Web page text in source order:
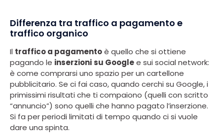
Differenza tra traffico a pagamento e
traffico organico
Il traffico a pagamentoè quello che si ottiene
pagando le inserzioni su Googlee sui social network:
è come comprarsi uno spazio per un cartellone
pubblicitario. Se ci fai caso, quando cerchi su Google, i
primissimi risultati che ti compaiono (quelli con scritto
“annuncio”) sono quelli che hanno pagato l’inserzione.
Si fa per periodi limitati di tempo quando ci si vuole
dare una spinta.